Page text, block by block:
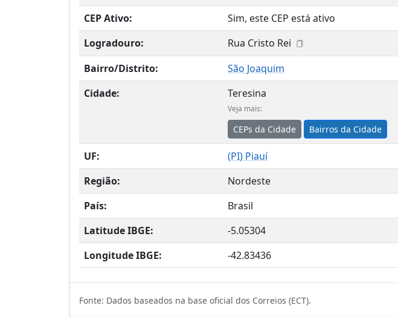
CEP Ativo:
Sim, este CEP está ativo
Logradouro:
Rua Cristo Rei
Bairro/Distrito:
São Joaquim
Cidade:
Teresina
Veja mais:
CEPs da Cidade Bairros da Cidade
UF: (PI) Piauí
Região:
Nordeste
País:
Brasil
Latitude IBGE:
-5.05304
Longitude IBGE:
-42.83436
Fonte: Dados baseados na base oficial dos Correios (ECT).